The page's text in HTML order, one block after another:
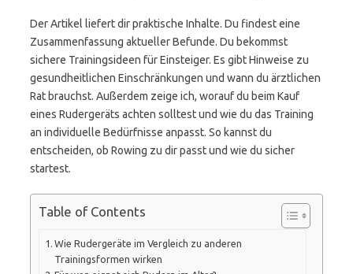
Der Artikel liefert dir praktische Inhalte. Du findest eine
Zusammenfassung aktueller Befunde. Du bekommst
sichere Trainingsideen für Einsteiger. Es gibt Hinweise zu
gesundheitlichen Einschränkungen und wann du ärztlichen
Rat brauchst. Außerdem zeige ich, worauf du beim Kauf
eines Rudergeräts achten solltest und wie du das Training
an individuelle Bedürfnisse anpasst. So kannst du
entscheiden, ob Rowing zu dir passt und wie du sicher
startest.
Table of Contents
Wie Rudergeräte im Vergleich zu anderen
Trainingsformen wirken